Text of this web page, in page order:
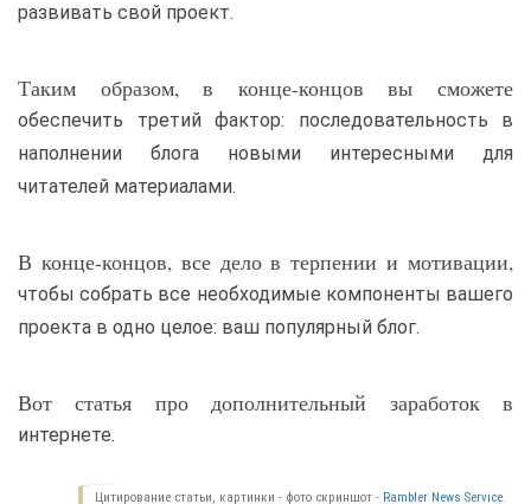
развивать свой проект.
Таким образом, в конце-концов вы сможете
обеспечить третий фактор: последовательность в
наполнении блога новыми интересными для
читателей материалами.
В конце-концов, все дело в терпении и мотивации,
чтобы собрать все необходимые компоненты вашего
проекта в одно целое: ваш популярный блог.
Вот статья про дополнительный заработок в
интернете.
Цитирование статьи, картинки - фото скриншот - Rambler News Service.